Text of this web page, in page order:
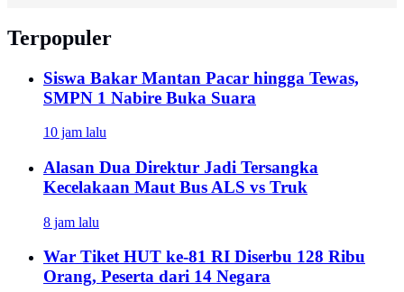
Terpopuler
Siswa Bakar Mantan Pacar hingga Tewas,
SMPN 1 Nabire Buka Suara
10 jam lalu
Alasan Dua Direktur Jadi Tersangka
Kecelakaan Maut Bus ALS vs Truk
8 jam lalu
War Tiket HUT ke-81 RI Diserbu 128 Ribu
Orang, Peserta dari 14 Negara